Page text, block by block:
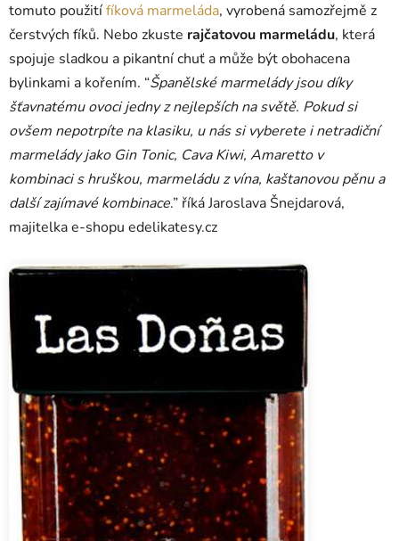
tomuto použitífíková marmeláda, vyrobená samozřejmě z
čerstvých fíků. Nebo zkuste rajčatovou marmeládu, která
spojuje sladkou a pikantní chuť a může být obohacena
bylinkami a kořením. “Španělské marmelády jsou díky
šťavnatému ovoci jedny z nejlepších na světě. Pokud si
ovšem nepotrpíte na klasiku, u nás si vyberete i netradiční
marmelády jako Gin Tonic, Cava Kiwi, Amaretto v
kombinaci s hruškou, marmeládu z vína, kaštanovou pěnu a
další zajímavé kombinace.” říká Jaroslava Šnejdarová,
majitelka e-shopu edelikatesy.cz